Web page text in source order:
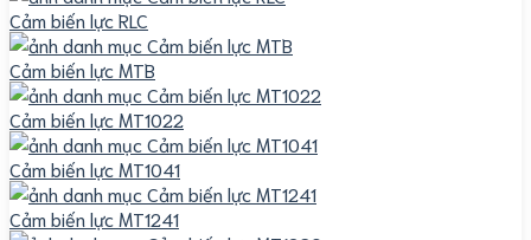
Cảm biến lực RLC
Cảm biến lực MTB
Cảm biến lực MT1022
Cảm biến lực MT1041
Cảm biến lực MT1241